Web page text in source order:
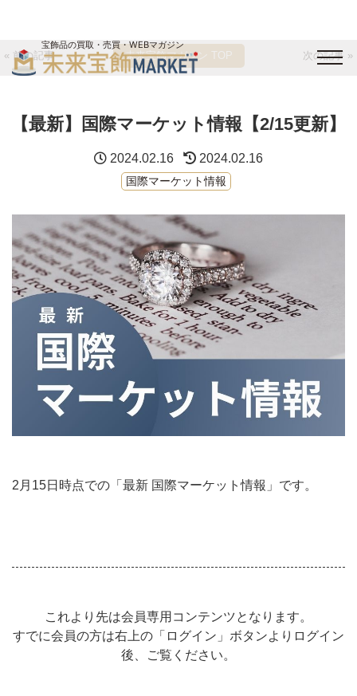
宝飾品の買取・売買・WEBマガジン
未来宝飾マガジン
運営会社
« 前の記事 未来宝飾マガジン TOP 次の記事 »
【最新】国際マーケット情報【2/15更新】
2024.02.16 2024.02.16
国際マーケット情報
2月15日時点での「最新 国際マーケット情報」です。
これより先は会員専用コンテンツとなります。
すでに会員の方は右上の「ログイン」ボタンよりログイン
後、ご覧ください。